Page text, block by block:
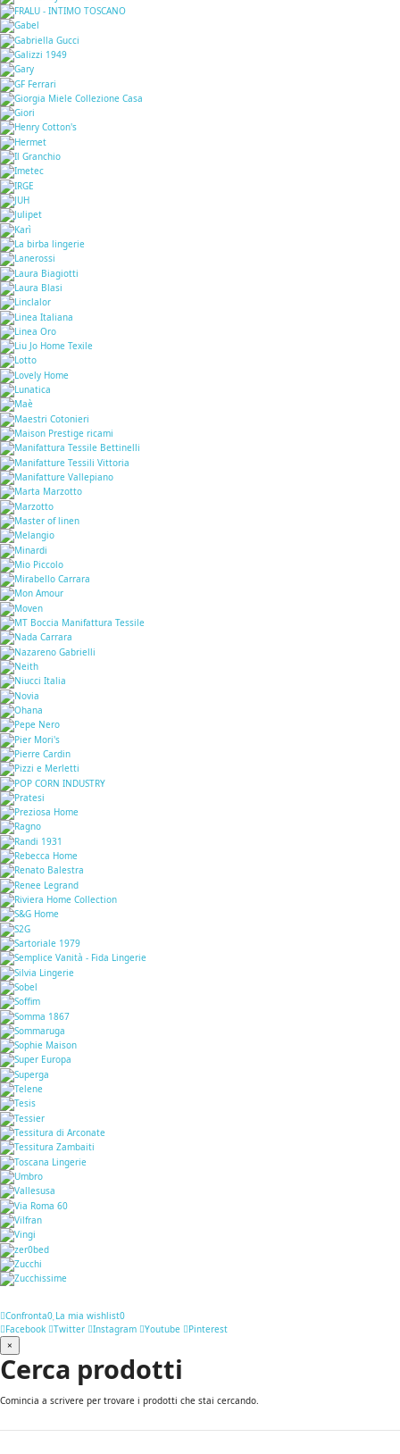
Confronta0 La mia wishlist0
Facebook
Twitter Instagram Youtube
Pinterest
×
Cerca prodotti
Comincia a scrivere per trovare i prodotti che stai cercando.